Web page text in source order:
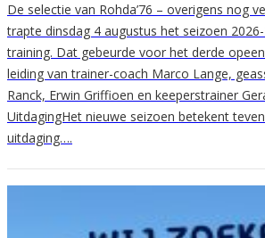
De selectie van Rohda’76 – overigens nog
trapte dinsdag 4 augustus het seizoen
training. Dat gebeurde voor het derde
leiding van trainer-coach Marco Lange,
Ranck, Erwin Griffioen en keeperstrainer
UitdagingHet nieuwe seizoen betekent
uitdaging….